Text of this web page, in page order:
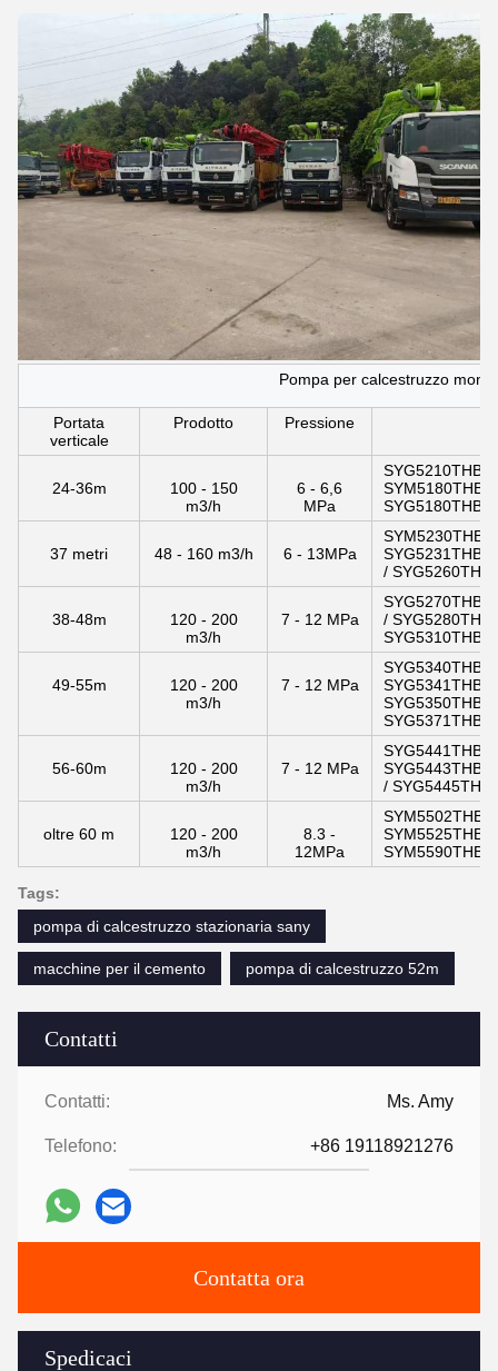
Contatti
Contatti: Ms. Amy
Telefono: +86 19118921276
Contatta ora
Spedicaci
Pompa per calcestruzzo
Portata
verticale
Prodotto Pressione
24-36m
100 - 150
m3/h
6 - 6,6
MPa
SYG5210THB
SYG5180THB
37 metri 48 - 160 m3/h 6 - 13MPa
SYM5230THB
/ SYG5260THB
38-48m
120 - 200
m3/h
7 - 12 MPa
SYG5270THB
/ SYG5280THB
49-55m
120 - 200
m3/h
7 - 12 MPa
SYG5340THB
SYG5341THB
56-60m
120 - 200
m3/h
7 - 12 MPa
/
oltre 60 m
120 - 200
m3/h
8.3 -
12MPa
SYM5502THB
SYM5525THB
SYM5590THB
Tags:
pompa di calcestruzzo stazionaria sany
macchine per il cemento pompa di calcestruzzo 52m